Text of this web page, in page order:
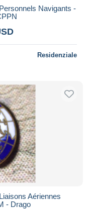
Navigants -
Residenziale
Aériennes
- Drago